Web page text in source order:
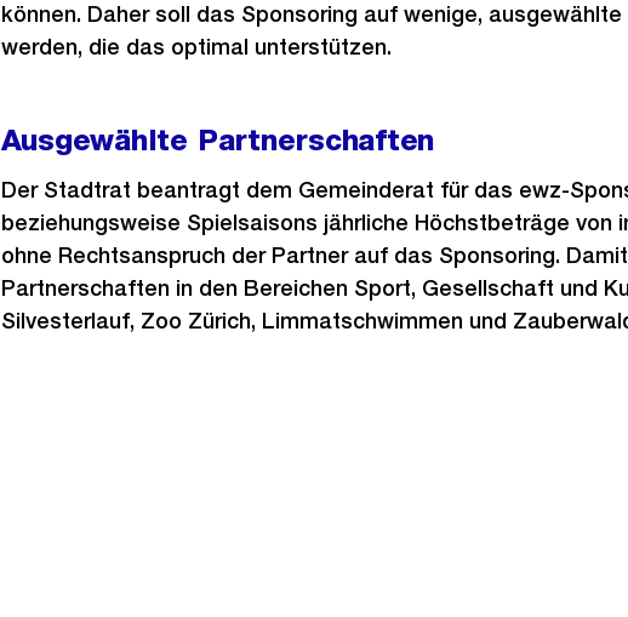
können. Daher soll das Sponsoring auf wenige,
werden, die das optimal unterstützen.
Ausgewählte Partnerschaften
Der Stadtrat beantragt dem Gemeinderat für das ewz-
beziehungsweise Spielsaisons jährliche Höchstbeträge von
ohne Rechtsanspruch der Partner auf das Sponsoring.
Partnerschaften in den Bereichen Sport, Gesellschaft und
Silvesterlauf, Zoo Zürich, Limmatschwimmen und